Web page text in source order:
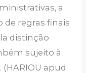
a
regras finais
distinção
sujeito à
apud